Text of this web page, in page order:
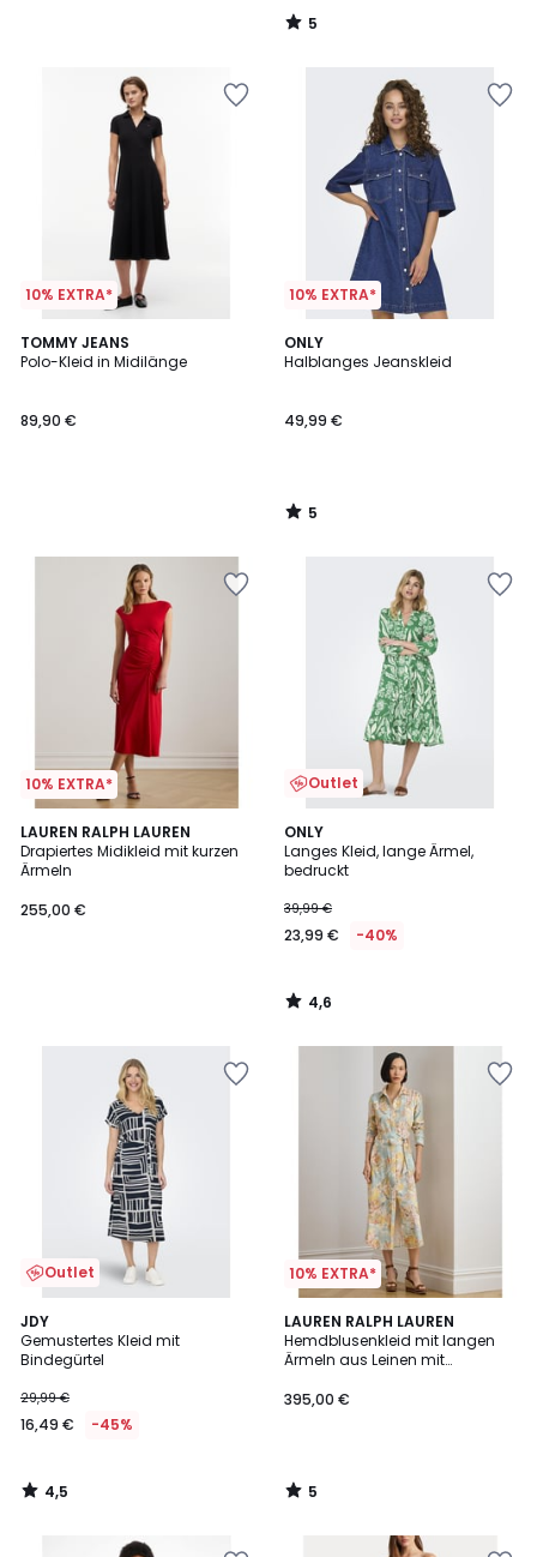
5
/
10% EXTRA*
TOMMY JEANS
Polo-Kleid in Midilänge
89,90 €
10% EXTRA*
ONLY
Halblanges Jeanskleid
49,99 €
5
/
5
/
10% EXTRA*
LAUREN RALPH LAUREN
Drapiertes Midikleid mit kurzen
Ärmeln
255,00 €
Outlet
ONLY
Langes Kleid, lange Ärmel,
bedruckt
39,99 €
23,99 € -40%
4,6
/ 5
4,6
/
Outlet
JDY
Gemustertes Kleid mit
Bindegürtel
29,99 €
16,49 € -45%
4,5
/ 5
4,5
/
10% EXTRA*
LAUREN RALPH LAUREN
Hemdblusenkleid mit langen
Ärmeln aus Leinen mit
395,00 €
5
/
5
5
/